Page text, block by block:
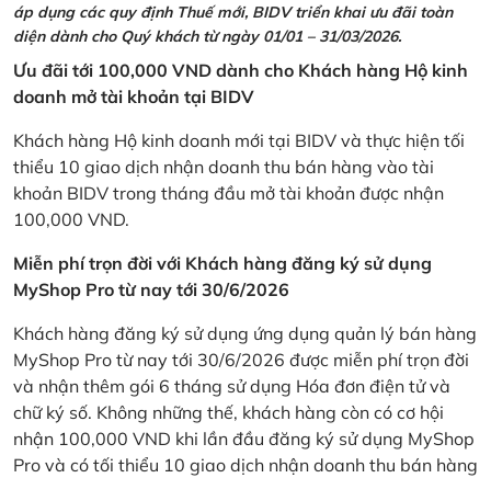
áp dụng các quy định Thuế mới, BIDV triển khai ưu đãi toàn
diện dành cho Quý khách từ ngày 01/01 – 31/03/2026.
Ưu đãi tới 100,000 VND dành cho Khách hàng Hộ kinh
doanh mở tài khoản tại BIDV
Khách hàng Hộ kinh doanh mới tại BIDV và thực hiện tối
thiểu 10 giao dịch nhận doanh thu bán hàng vào tài
khoản BIDV trong tháng đầu mở tài khoản được nhận
100,000 VND.
Miễn phí trọn đời với Khách hàng đăng ký sử dụng
MyShop Pro từ nay tới 30/6/2026
Khách hàng đăng ký sử dụng ứng dụng quản lý bán hàng
MyShop Pro từ nay tới 30/6/2026 được miễn phí trọn đời
và nhận thêm gói 6 tháng sử dụng Hóa đơn điện tử và
chữ ký số. Không những thế, khách hàng còn có cơ hội
nhận 100,000 VND khi lần đầu đăng ký sử dụng MyShop
Pro và có tối thiểu 10 giao dịch nhận doanh thu bán hàng